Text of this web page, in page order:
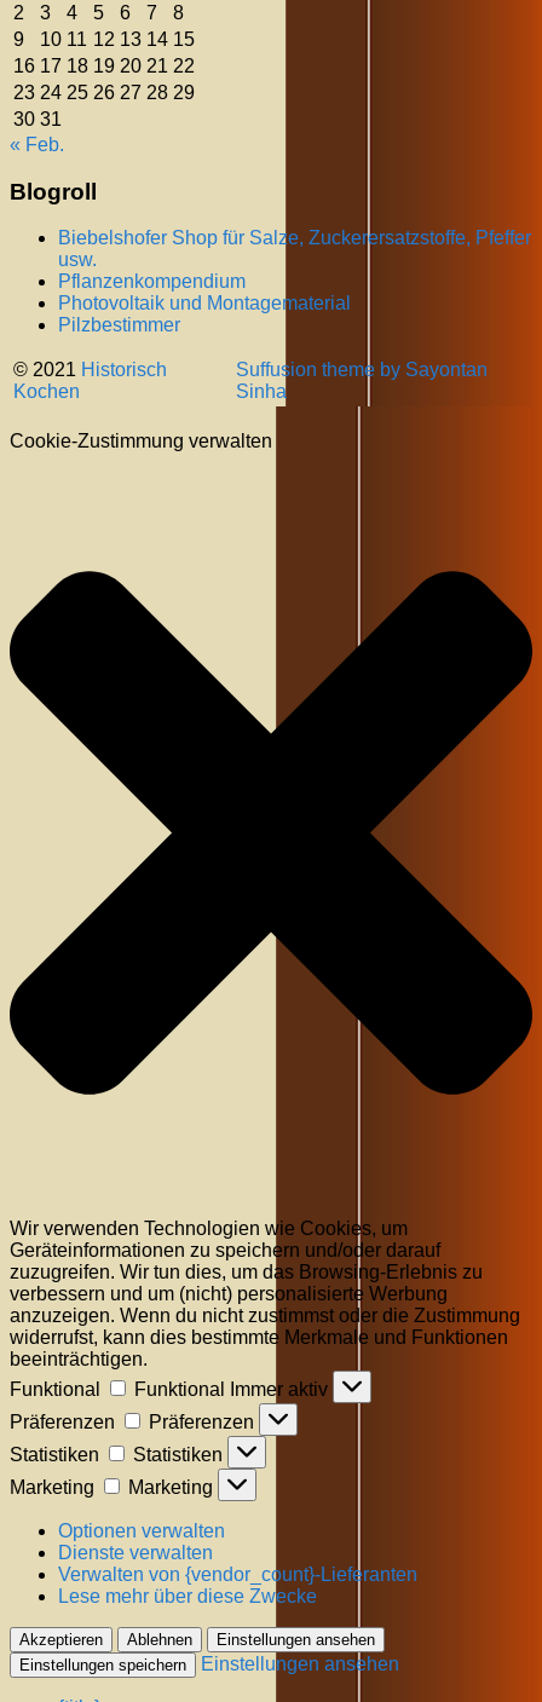
2
3 4 5 6 7
8
9
10 11 12 13 14 15
16 17 18 19 20 21 22
23 24 25 26 27 28 29
30 31
« Feb.
Blogroll
Biebelshofer Shop für Salze, Zuckerersatzstoffe, Pfeffer
usw.
Pflanzenkompendium
Photovoltaik und Montagematerial
Pilzbestimmer
© 2021 Historisch
Kochen
Suffusion theme by Sayontan
Sinha
Cookie-Zustimmung verwalten
Wir verwenden Technologien wie Cookies, um
Geräteinformationen zu speichern und/oder darauf
zuzugreifen. Wir tun dies, um das Browsing-Erlebnis zu
verbessern und um (nicht) personalisierte Werbung
anzuzeigen. Wenn du nicht zustimmst oder die Zustimmung
widerrufst, kann dies bestimmte Merkmale und Funktionen
beeinträchtigen.
Funktional
Funktional
Immer aktiv
Präferenzen
Präferenzen
Statistiken
Statistiken
Marketing
Marketing
Optionen verwalten
Dienste verwalten
Verwalten von {vendor_count}-Lieferanten
Lese mehr über diese Zwecke
Akzeptieren Ablehnen
Einstellungen ansehen
Einstellungen speichern
Einstellungen ansehen